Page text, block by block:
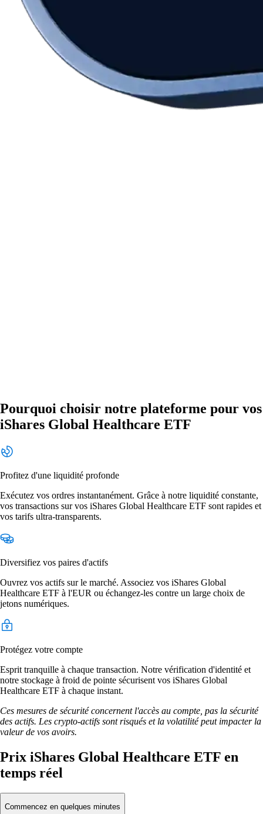
Pourquoi choisir notre plateforme pour vos
iShares Global Healthcare ETF
Profitez d'une liquidité profonde
Exécutez vos ordres instantanément. Grâce à notre liquidité constante,
vos transactions sur vos iShares Global Healthcare ETF sont rapides et
vos tarifs ultra-transparents.
Diversifiez vos paires d'actifs
Ouvrez vos actifs sur le marché. Associez vos iShares Global
Healthcare ETF à l'EUR ou échangez-les contre un large choix de
jetons numériques.
Protégez votre compte
Esprit tranquille à chaque transaction. Notre vérification d'identité et
notre stockage à froid de pointe sécurisent vos iShares Global
Healthcare ETF à chaque instant.
Ces mesures de sécurité concernent l'accès au compte, pas la sécurité
des actifs. Les crypto-actifs sont risqués et la volatilité peut impacter la
valeur de vos avoirs.
Prix iShares Global Healthcare ETF en
temps réel
Commencez en quelques minutes